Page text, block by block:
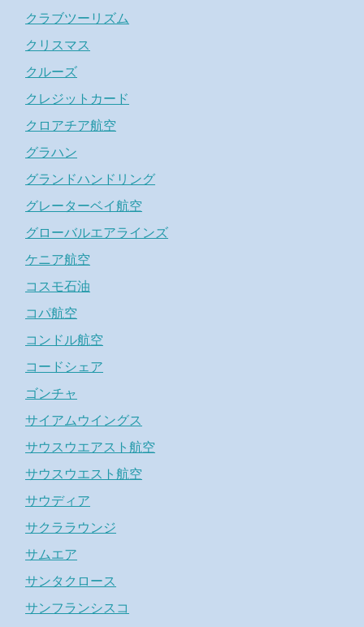
クラブツーリズム
クリスマス
クルーズ
クレジットカード
クロアチア航空
グラハン
グランドハンドリング
グレーターベイ航空
グローバルエアラインズ
ケニア航空
コスモ石油
コパ航空
コンドル航空
コードシェア
ゴンチャ
サイアムウイングス
サウスウエアスト航空
サウスウエスト航空
サウディア
サクララウンジ
サムエア
サンタクロース
サンフランシスコ